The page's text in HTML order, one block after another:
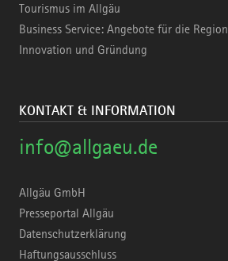
Tourismus im Allgäu
Business Service: Angebote für die Region
Innovation und Gründung
KONTAKT & INFORMATION
info@allgaeu.de
Allgäu GmbH
Presseportal Allgäu
Datenschutzerklärung
Haftungsausschluss